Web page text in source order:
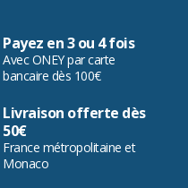
Payez en 3 ou 4 fois
Avec ONEY par carte
bancaire dès 100€
Livraison offerte dès
50€
France métropolitaine et
Monaco